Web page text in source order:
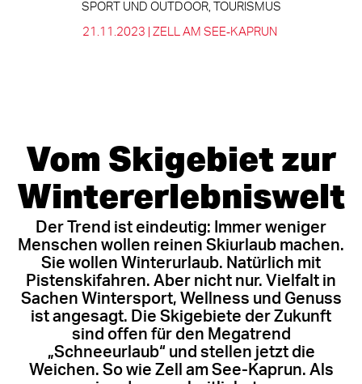
SPORT UND OUTDOOR, TOURISMUS
21.11.2023 | ZELL AM SEE‑KAPRUN
Vom Skigebiet zur
Wintererlebniswelt
Der Trend ist eindeutig: Immer weniger
Menschen wollen reinen Skiurlaub machen.
Sie wollen Winterurlaub. Natürlich mit
Pistenskifahren. Aber nicht nur. Vielfalt in
Sachen Wintersport, Wellness und Genuss
ist angesagt. Die Skigebiete der Zukunft
sind offen für den Megatrend
„Schneeurlaub“ und stellen jetzt die
Weichen. So wie Zell am See-Kaprun. Als